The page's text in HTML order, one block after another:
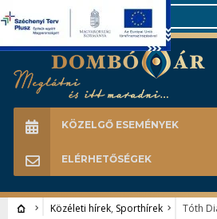
Search
KÖZELGŐ ESEMÉNYEK
ELÉRHETŐSÉGEK
Közéleti hírek, Sporthírek
Tóth